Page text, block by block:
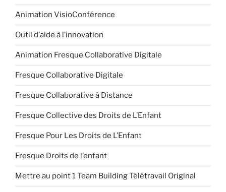
Animation VisioConférence
Outil d’aide à l’innovation
Animation Fresque Collaborative Digitale
Fresque Collaborative Digitale
Fresque Collaborative à Distance
Fresque Collective des Droits de L’Enfant
Fresque Pour Les Droits de L’Enfant
Fresque Droits de l’enfant
Mettre au point 1 Team Building Télétravail Original